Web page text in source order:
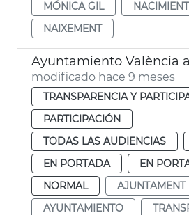
MÓNICA GIL
NAIXEMENT
modificado hace 9 meses
TRANSPARENCIA Y
PARTICIPACIÓN
TODAS LAS AUDIENCIAS
EN PORTADA
EN
NORMAL
AJUNTAMENT
AYUNTAMIENTO